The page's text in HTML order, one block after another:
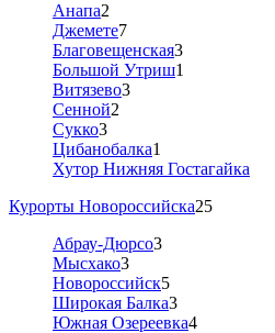
Анапа2
Джемете7
Благовещенская3
Большой Утриш1
Витязево3
Сенной2
Сукко3
Цибанобалка1
Хутор Нижняя Гостагайка
Курорты Новороссийска25
Абрау-Дюрсо3
Мысхако3
Новороссийск5
Широкая Балка3
Южная Озереевка4